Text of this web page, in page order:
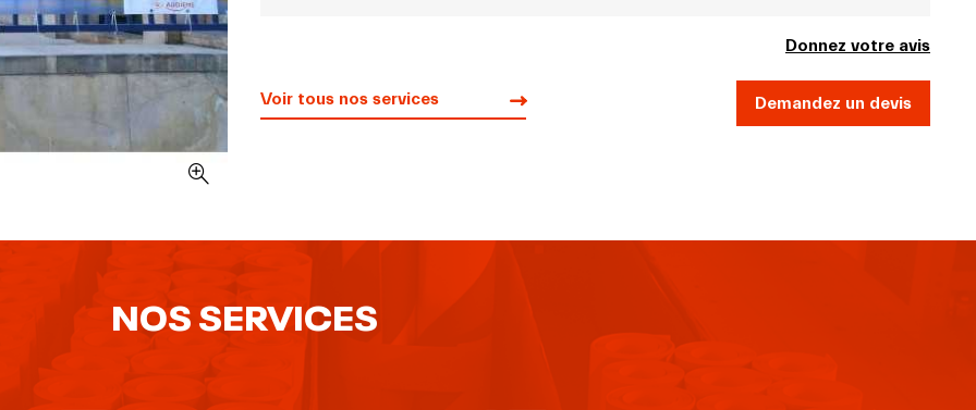
Donnez votre avis
Voir tous nos services Demandez un devis
NOS SERVICES